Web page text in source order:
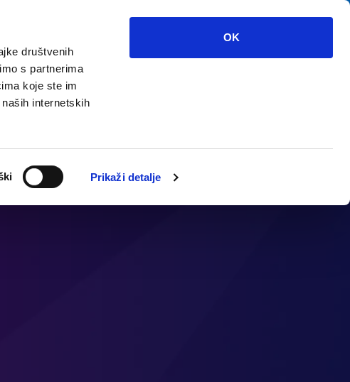
društvenih
s partnerima
koje ste im
internetskih
Prikaži detalje
OK
Que voir?